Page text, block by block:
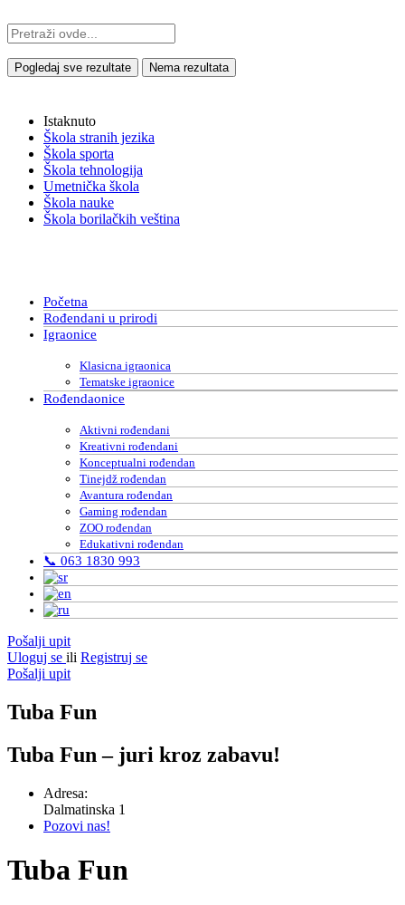
Pogledaj sve rezultate Nema rezultata
Istaknuto
Škola stranih jezika
Škola sporta
Škola tehnologija
Umetnička škola
Škola nauke
Škola borilačkih veština
Početna
Rođendani u prirodi
Igraonice
Klasicna igraonica
Tematske igraonice
Rođendaonice
Aktivni rođendani
Kreativni rođendani
Konceptualni rođendan
Tinejdž rođendan
Avantura rođendan
Gaming rođendan
ZOO rođendan
Edukativni rođendan
📞 063 1830 993
Pošalji upit
Uloguj se ili Registruj se
Pošalji upit
Tuba Fun
Tuba Fun – juri kroz zabavu!
Adresa:
Dalmatinska 1
Pozovi nas!
Tuba Fun